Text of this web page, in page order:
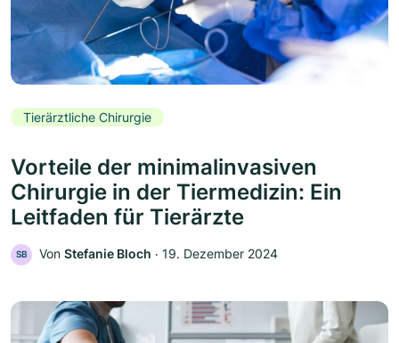
Tierärztliche Chirurgie
Vorteile der minimalinvasiven
Chirurgie in der Tiermedizin: Ein
Leitfaden für Tierärzte
SB Von Stefanie Bloch ‧ 19. Dezember 2024